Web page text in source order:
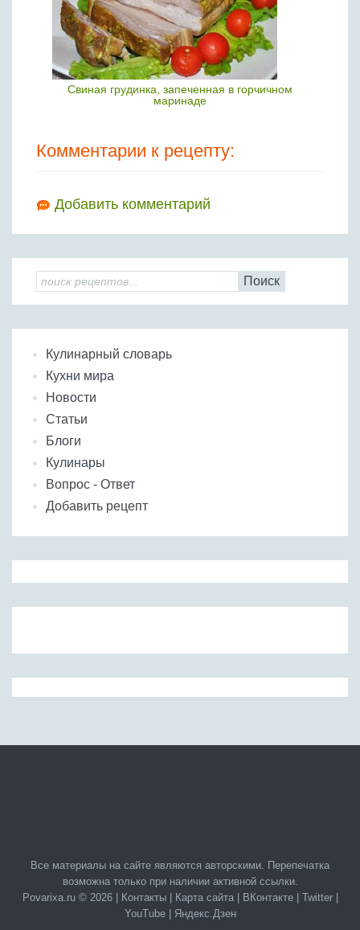
Свиная грудинка, запеченная в горчичном
маринаде
Комментарии к рецепту:
Добавить комментарий
Поиск
Кулинарный словарь
Кухни мира
Новости
Статьи
Блоги
Кулинары
Вопрос - Ответ
Добавить рецепт
Все материалы на сайте являются авторскими. Перепечатка
возможна только при наличии активной ссылки.
Povarixa.ru © 2026 |
Контакты| Карта сайта| ВКонтакте| Twitter|
YouTube| Яндекс.Дзен